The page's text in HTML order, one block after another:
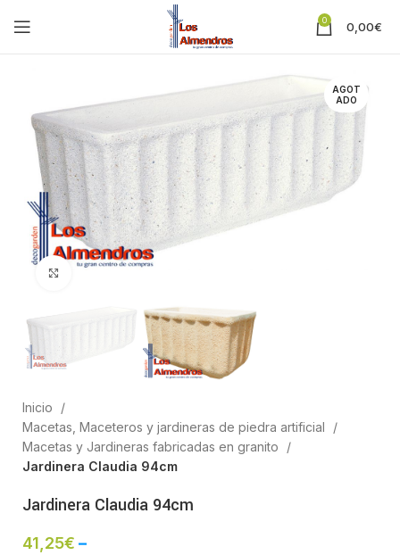
0 0,00€
AGOT
ADO
Inicio
Macetas, Maceteros y jardineras de piedra artificial
Macetas y Jardineras fabricadas en granito
Jardinera Claudia 94cm
Jardinera Claudia 94cm
41,25€ –